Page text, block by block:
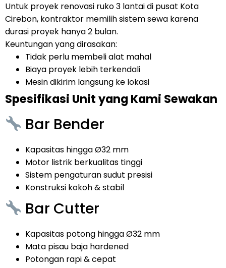
Untuk proyek renovasi ruko 3 lantai di pusat Kota
Cirebon, kontraktor memilih sistem sewa karena
durasi proyek hanya 2 bulan.
Keuntungan yang dirasakan:
Tidak perlu membeli alat mahal
Biaya proyek lebih terkendali
Mesin dikirim langsung ke lokasi
Spesifikasi Unit yang Kami Sewakan
Bar Bender
Kapasitas hingga Ø32 mm
Motor listrik berkualitas tinggi
Sistem pengaturan sudut presisi
Konstruksi kokoh & stabil
Bar Cutter
Kapasitas potong hingga Ø32 mm
Mata pisau baja hardened
Potongan rapi & cepat